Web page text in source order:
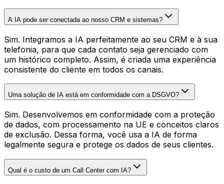
A IA pode ser conectada ao nosso CRM e sistemas?
Sim. Integramos a IA perfeitamente ao seu CRM e à sua
telefonia, para que cada contato seja gerenciado com
um histórico completo. Assim, é criada uma experiência
consistente do cliente em todos os canais.
Uma solução de IA está em conformidade com a DSGVO?
Sim. Desenvolvemos em conformidade com a proteção
de dados, com processamento na UE e conceitos claros
de exclusão. Dessa forma, você usa a IA de forma
legalmente segura e protege os dados de seus clientes.
Qual é o custo de um Call Center com IA?